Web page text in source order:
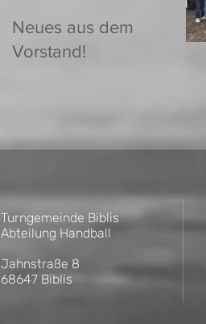
Neues aus dem
Vorstand!
Turngemeinde Biblis
Abteilung Handball
Jahnstraße 8
68647 Biblis